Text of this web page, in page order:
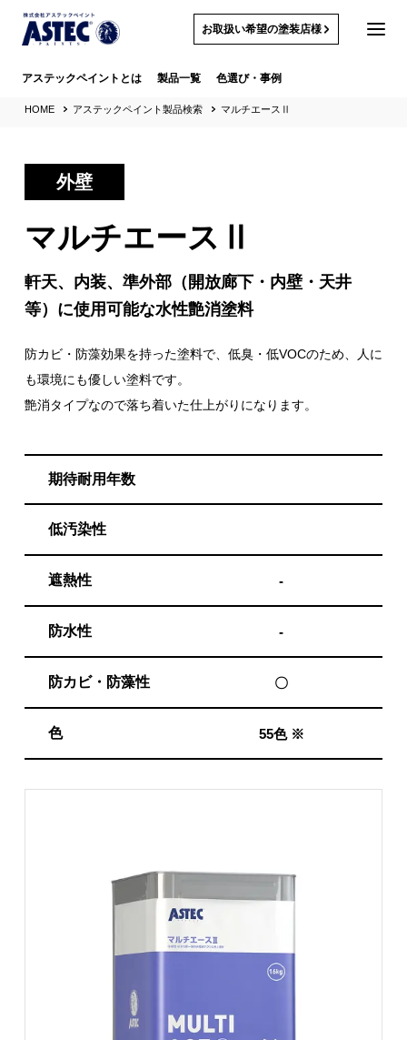
アステックペイントとは 製品一覧 色選び・事例
お取扱い希望の塗装店様
HOME アステックペイント製品検索 マルチエースⅡ
外壁
マルチエースⅡ
軒天、内装、準外部（開放廊下・内壁・天井
等）に使用可能な水性艶消塗料
防カビ・防藻効果を持った塗料で、低臭・低VOCのため、人に
も環境にも優しい塗料です。
艶消タイプなので落ち着いた仕上がりになります。
期待耐用年数
低汚染性
遮熱性 -
防水性 -
防カビ・防藻性 〇
色 55色 ※